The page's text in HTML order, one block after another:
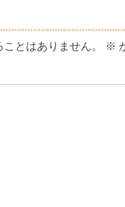
とはありません。 ※